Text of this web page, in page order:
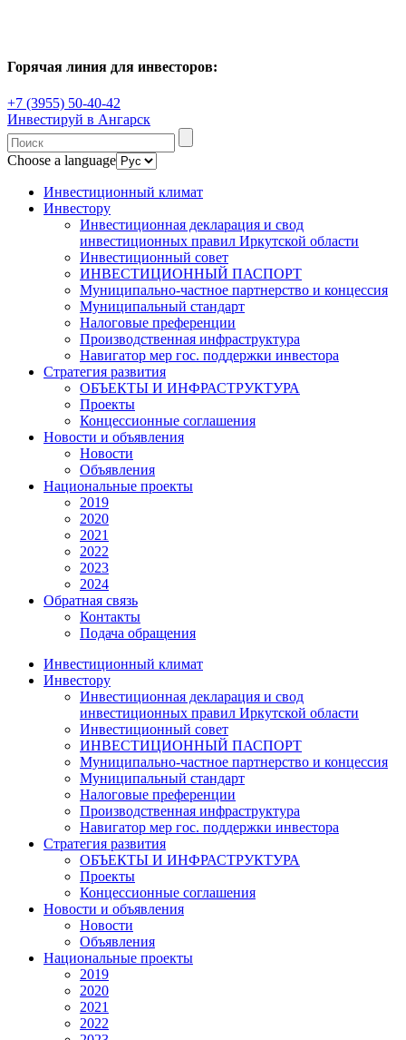
Горячая линия для инвесторов:
+7 (3955) 50-40-42
Инвестируй в Ангарск
Choose a language
Инвестиционный климат
Инвестору
Инвестиционная декларация и свод
инвестиционных правил Иркутской области
Инвестиционный совет
ИНВЕСТИЦИОННЫЙ ПАСПОРТ
Муниципально-частное партнерство и концессия
Муниципальный стандарт
Налоговые преференции
Производственная инфраструктура
Навигатор мер гос. поддержки инвестора
Стратегия развития
ОБЪЕКТЫ И ИНФРАСТРУКТУРА
Проекты
Концессионные соглашения
Новости и объявления
Новости
Объявления
Национальные проекты
2019
2020
2021
2022
2023
2024
Обратная связь
Контакты
Подача обращения
Инвестиционный климат
Инвестору
Инвестиционная декларация и свод
инвестиционных правил Иркутской области
Инвестиционный совет
ИНВЕСТИЦИОННЫЙ ПАСПОРТ
Муниципально-частное партнерство и концессия
Муниципальный стандарт
Налоговые преференции
Производственная инфраструктура
Навигатор мер гос. поддержки инвестора
Стратегия развития
ОБЪЕКТЫ И ИНФРАСТРУКТУРА
Проекты
Концессионные соглашения
Новости и объявления
Новости
Объявления
Национальные проекты
2019
2020
2021
2022